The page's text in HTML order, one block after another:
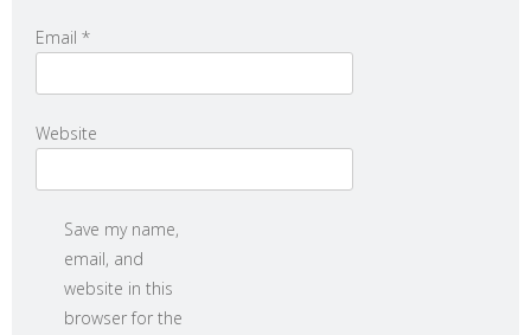
Email *
Website
Save my name,
email, and
website in this
browser for the